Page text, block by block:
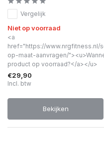
Vergelijk
Niet op voorraad
<a
href="https://
op-maat-aanvragen/
product op voorraad?</a></u>
€29,90
Incl. btw
Bekijken